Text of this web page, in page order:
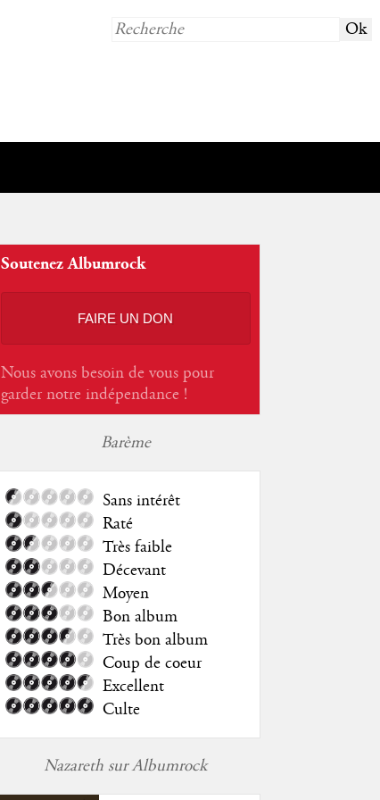
Soutenez Albumrock
FAIRE UN DON
Nous avons besoin de vous pour
garder notre indépendance !
Barème
Sans intérêt
Raté
Très faible
Décevant
Moyen
Bon album
Très bon album
Coup de coeur
Excellent
Culte
Nazareth sur Albumrock